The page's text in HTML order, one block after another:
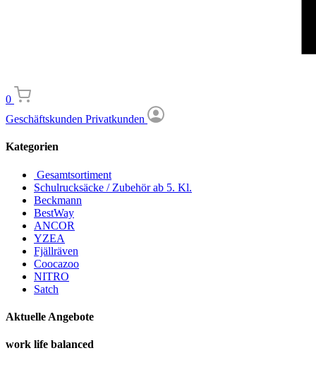
0
Geschäftskunden Privatkunden
Kategorien
Gesamtsortiment
Schulrucksäcke / Zubehör ab 5. Kl.
Beckmann
BestWay
ANCOR
YZEA
Fjällräven
Coocazoo
NITRO
Satch
Aktuelle Angebote
work life balanced